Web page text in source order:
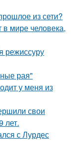
из сети?
в мире человека,
режиссуру
рая"
у меня из
свои
лет.
с Лурдес